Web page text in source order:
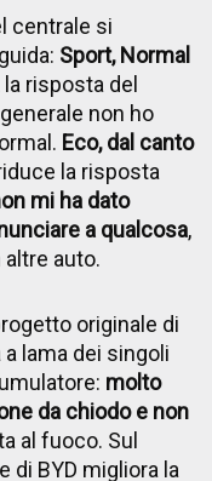
centrale si
Sport, Normal
risposta del
non ho
Eco, dal canto
la risposta
mi ha dato
a qualcosa,
auto.
originale di
lama dei singoli
molto
da chiodo e non
al fuoco. Sul
di BYD migliora la